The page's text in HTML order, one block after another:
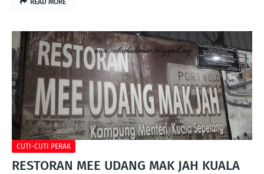
READ MORE
CUTI-CUTI PERAK
RESTORAN MEE UDANG MAK JAH KUALA